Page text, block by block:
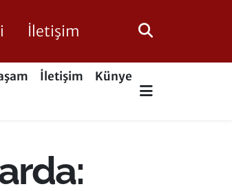
İletişim
İletişim
Künye